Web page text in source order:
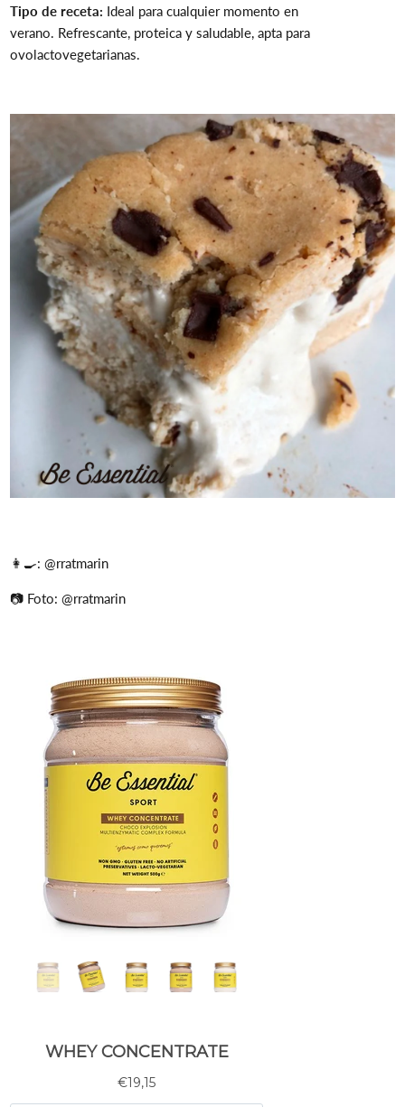
Tipo de receta: Ideal para cualquier momento en
verano. Refrescante, proteica y saludable, apta para
ovolactovegetarianas.
👩‍🍳: @rratmarin
📷 Foto: @rratmarin